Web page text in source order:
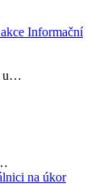
Informační
u…
na úkor